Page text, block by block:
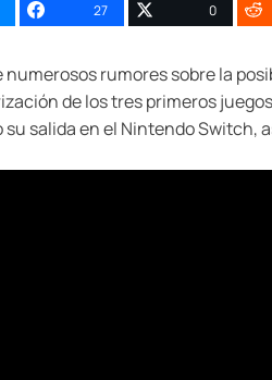
27 0
numerosos rumores sobre la
de los tres primeros
salida en el Nintendo Switch,